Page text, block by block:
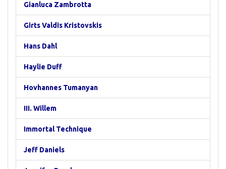
Gianluca Zambrotta
Girts Valdis Kristovskis
Hans Dahl
Haylie Duff
Hovhannes Tumanyan
III. Willem
Immortal Technique
Jeff Daniels